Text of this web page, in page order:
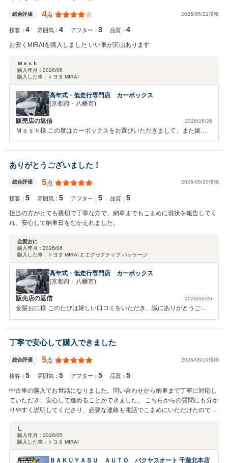
ください♪ また機会がございましたらよろしくお願いいたします。
総合評価 4点 2026/06/21投稿
接客：4 雰囲気：4 アフター：3 品質：4
お安くMIRAIを購入しました いい車が沢山あります
Ｍａｓｈ
購入年月： 2026/06
購入した車：
トヨタ MIRAI
高年式・低走行専門店 カーボックス
(京都府・八幡市)
販売店の返信 2026/06/26
Ｍａｓｈ様 この度はカーボックスをお選びいただきまして、また嬉し
ただけたようで何よりです。 今後も魅力的なお車を取り揃え、お客様
お車のメンテナンスやご相談などございましたら、いつでもお気軽にご
連絡ください。 これからもMIRAIとのカーライフをぜひお楽しみくださ
い！ 今後とも長いお付き合いのほどよろしくお願いいたします。
ありがとうございました！
総合評価 5点 2026/06/20投稿
接客：5 雰囲気：5 アフター：5 品質：5
担当の方がとても親切で丁寧な方で、納車までもこまめに現状を報告してく
れ、安心して納車日をむかえれました。
金髪おに
購入年月： 2026/06
購入した車：
トヨタ MIRAI Z エグゼクティブ パッケージ
高年式・低走行専門店 カーボックス
(京都府・八幡市)
販売店の返信 2026/06/26
金髪おに様 このたびは嬉しい口コミをいただき、誠にありがとうござ
います☆ 担当スタッフの対応に安心してご購入いただけたとのこと、
大変嬉しく拝見いたしました！ これからのカーライフも快適にお過ご
しいただけるよう、今後もしっかりサポートさせていただきます！ 何
か気になることがございましたら、いつでもお気軽にご相談ください。
今後ともどうぞよろしくお願いいたします。
丁寧で安心して購入できました
総合評価 5点 2026/06/19投稿
接客：5 雰囲気：5 アフター：5 品質：5
中古車の購入でお世話になりました。問い合わせから納車まで丁寧に対応し
ていただき、安心して進めることができました。 こちらからの質問にも分か
りやすく説明してくださり、必要な連絡も電話でこまめにいただけたので、
していただき、全体を通して満足しています。ありがとうございました。
し
購入年月： 2026/05
購入した車：
トヨタ MIRAI
ＢＡＫＵＹＡＳＵ ＡＵＴＯ バクヤスオート 千葉北本店